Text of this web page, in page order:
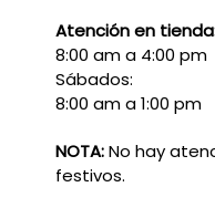
Atención en
8:00 am a 4:00 pm
Sábados:
8:00 am a 1:00 pm
NOTA:No hay
festivos.